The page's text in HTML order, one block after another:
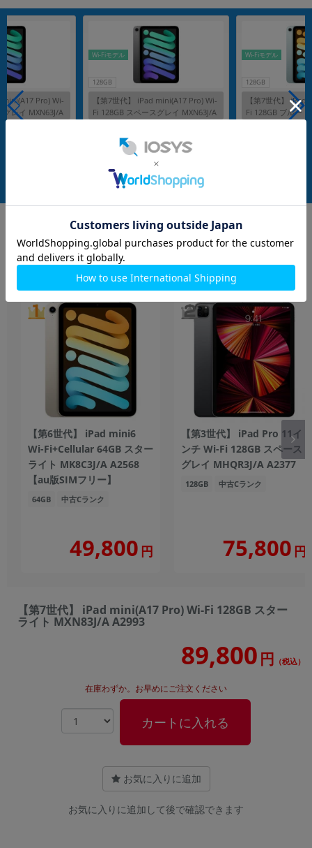
Pro) Wi-
レイ MXN63J/A
128GB
Wi-Fiモデル
【第7世代】 iPad mini(A17 Pro) Wi-
Fi 128GB スペースグレイ MXN63J/A
発売日：2024/10
在庫数：13
中古Aランク 85,800 円
128GB
Wi-Fiモデル
【第7世代】
Fi 128GB ブルー
iPad
【第6世代】 iPad mini6
Wi-Fi+Cellular 64GB スター
ライト MK8C3J/A A2568
【au版SIMフリー】
64GB 中古Cランク
49,800 円
【第3世代】 iPad Pro 11イ
ンチ Wi-Fi 128GB スペース
グレイ MHQR3J/A A2377
128GB 中古Cランク
75,800 円
【第7世代】 iPad mini(A17 Pro) Wi-Fi 128GB スター
ライト MXN83J/A A2993
89,800 円 （税込）
在庫わずか。お早めにご注文ください
カートに入れる
お気に入りに追加
お気に入りに追加して後で確認できます